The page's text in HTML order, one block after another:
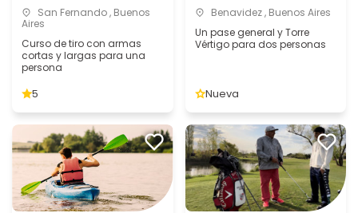
San Fernando , Buenos
Aires
Curso de tiro con armas
cortas y largas para una
persona
5
Benavidez , Buenos Aires
Un pase general y Torre
Vértigo para dos personas
Nueva